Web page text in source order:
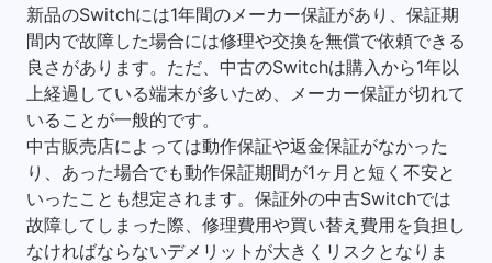
新品のSwitchには1年間のメーカー保証があり、保証期
間内で故障した場合には修理や交換を無償で依頼できる
良さがあります。ただ、中古のSwitchは購入から1年以
上経過している端末が多いため、メーカー保証が切れて
いることが一般的です。
中古販売店によっては動作保証や返金保証がなかった
り、あった場合でも動作保証期間が1ヶ月と短く不安と
いったことも想定されます。保証外の中古Switchでは
故障してしまった際、修理費用や買い替え費用を負担し
なければならないデメリットが大きくリスクとなりま